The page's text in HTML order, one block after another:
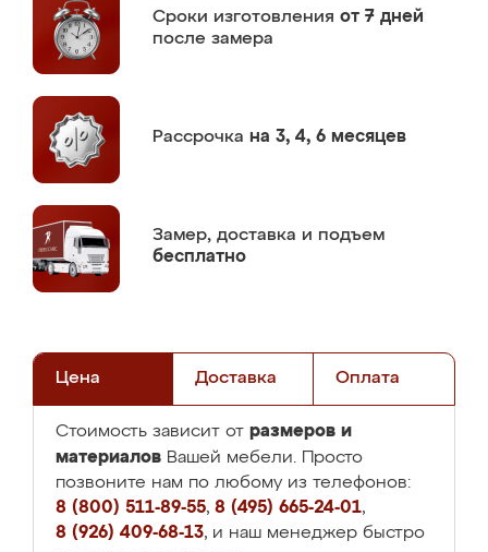
Сроки изготовления от 7 дней
после замера
Рассрочка на 3, 4, 6 месяцев
Замер, доставка и подъем
бесплатно
Цена Доставка Оплата
Стоимость зависит от размеров и
материалов Вашей мебели. Просто
позвоните нам по любому из телефонов:
8 (800) 511-89-55, 8 (495) 665-24-01,
8 (926) 409-68-13, и наш менеджер быстро